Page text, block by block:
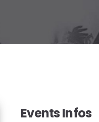
Events Infos